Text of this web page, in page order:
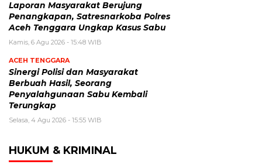
Laporan Masyarakat Berujung
Penangkapan, Satresnarkoba Polres
Aceh Tenggara Ungkap Kasus Sabu
Kamis, 6 Agu 2026 - 15:48 WIB
ACEH TENGGARA
Sinergi Polisi dan Masyarakat
Berbuah Hasil, Seorang
Penyalahgunaan Sabu Kembali
Terungkap
Selasa, 4 Agu 2026 - 15:55 WIB
HUKUM & KRIMINAL